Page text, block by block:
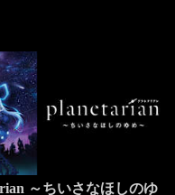
～ちいさなほしのゆ